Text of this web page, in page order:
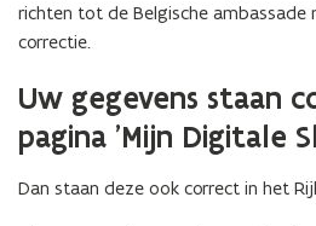
richten tot de Belgische
correctie.
Uw gegevens staan
pagina 'Mijn Digitale
Dan staan deze ook correct in het